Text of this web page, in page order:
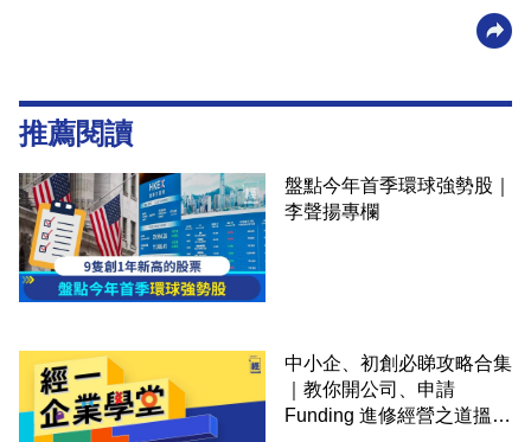
推薦閱讀
盤點今年首季環球強勢股｜
李聲揚專欄
中小企、初創必睇攻略合集
｜教你開公司、申請
Funding 進修經營之道搵大